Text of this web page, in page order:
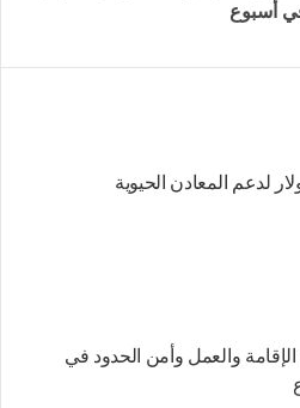
أسبوع
دولار لدعم المعادن الحيوية
الإقامة والعمل وأمن الحدود في